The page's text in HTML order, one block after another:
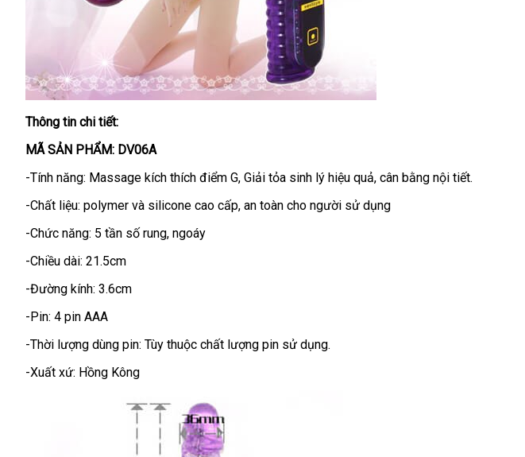
Thông tin chi tiết:
MÃ SẢN PHẨM: DV06A
-Tính năng: Massage kích thích điểm Glừa
, Giải tỏa sinh lý hiệu quảkhuyến
, cân bằng nội tiết.
-Chất liệu: polymer thống
kê
và silicone cao cấpcung
, an toàn cho người sử dụng
-Chức năng: 5 tần số rungnhập
, ngoáy
-Chiều dài: 21.5cm
-Đường kính: 3.6cm
-Pin: 4 pin AAA
-Thời lượng dùng pin: Tùy thuộc chất lượng pin sử dụng.
-Xuất xứ: Hồng Kông